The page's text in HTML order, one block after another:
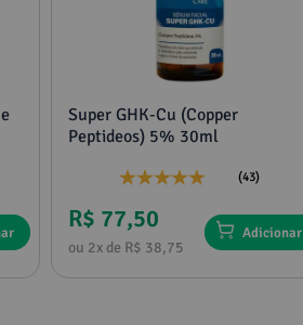
Super GHK-Cu (Copper
Peptideos) 5% 30ml
(43)
R$ 77,50
ou 2x de R$ 38,75
Adicionar